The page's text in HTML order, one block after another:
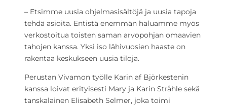
– Etsimme uusia ohjelmasisältöjä ja uusia tapoja
tehdä asioita. Entistä enemmän haluamme myös
verkostoitua toisten saman arvopohjan omaavien
tahojen kanssa. Yksi iso lähivuosien haaste on
rakentaa keskukseen uusia tiloja.
Perustan Vivamon työlle Karin af Björkestenin
kanssa loivat erityisesti Mary ja Karin Stråhle sekä
tanskalainen Elisabeth Selmer, joka toimi